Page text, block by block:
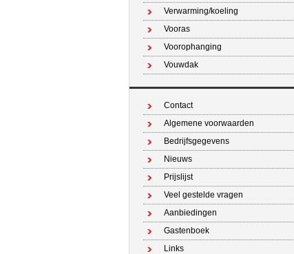
Verwarming/koeling
Vooras
Voorophanging
Vouwdak
Contact
Algemene voorwaarden
Bedrijfsgegevens
Nieuws
Prijslijst
Veel gestelde vragen
Aanbiedingen
Gastenboek
Links